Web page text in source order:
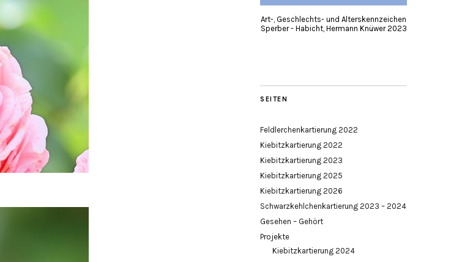
Art-, Geschlechts- und Alterskennzeichen
Sperber - Habicht, Hermann Knüwer 2023
SEITEN
Feldlerchenkartierung 2022
Kiebitzkartierung 2022
Kiebitzkartierung 2023
Kiebitzkartierung 2025
Kiebitzkartierung 2026
Schwarzkehlchenkartierung 2023 – 2024
Gesehen – Gehört
Projekte
Kiebitzkartierung 2024